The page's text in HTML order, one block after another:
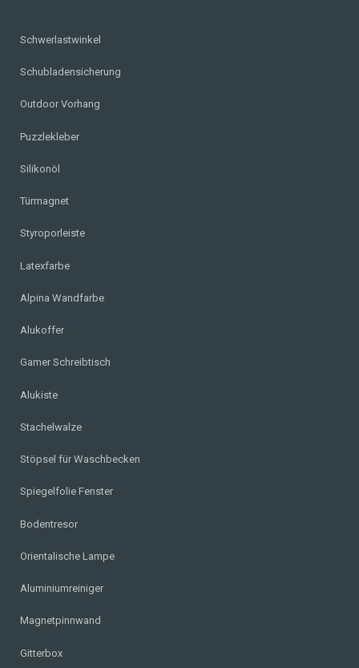
Schwerlastwinkel
Schubladensicherung
Outdoor Vorhang
Puzzlekleber
Silikonöl
Türmagnet
Styroporleiste
Latexfarbe
Alpina Wandfarbe
Alukoffer
Gamer Schreibtisch
Alukiste
Stachelwalze
Stöpsel für Waschbecken
Spiegelfolie Fenster
Bodentresor
Orientalische Lampe
Aluminiumreiniger
Magnetpinnwand
Gitterbox